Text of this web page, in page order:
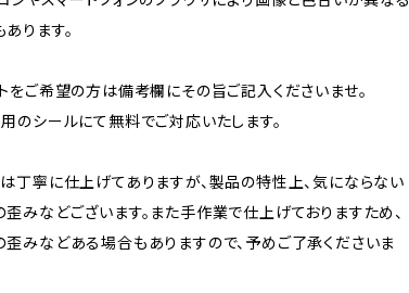
ります。
トをご希望の方は備考欄にその旨ご記入くださいませ。
用のシールにて無料でご対応いたします。
は丁寧に仕上げてありますが、製品の特性上、気にならない
歪みなどございます。また手作業で仕上げておりますため、
歪みなどある場合もありますので、予めご了承くださいま